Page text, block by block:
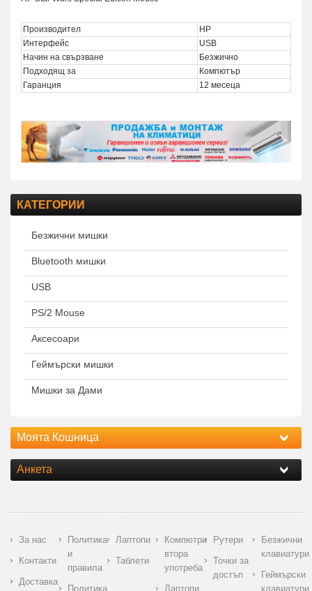
Производител
HP
Интерфейс
USB
Начин на свързване
Безжично
Подходящ за
Компютър
Гаранция
12 месеца
КАТЕГОРИИ
Безжични мишки
Bluetooth мишки
USB
PS/2 Mouse
Аксесоари
Геймърски мишки
Мишки за Дами
Моята Кошница
Анкета
За нас
Контакти
Доставка
Политика
и
правила
Политика
Лаптопи
Таблети
Компютри
втора
употреба
Лаптопи
Рутери
Точки за
достъп
Безжични
клавиатури
Геймърски
клавиатури